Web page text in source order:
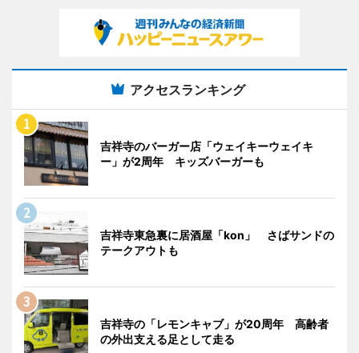
アクセスランキング
吉祥寺のバーガー店「ウェイキーウェイキ
ー」が2周年 キッズバーガーも
吉祥寺東急裏に居酒屋「kon」 さばサンドの
テークアウトも
吉祥寺の「レモンキャブ」が20周年 高齢者
の外出支える足として走る